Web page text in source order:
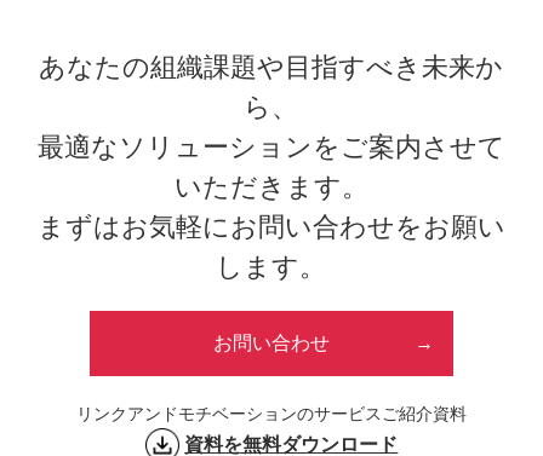
あなたの組織課題や目指すべき未来か
ら、
最適なソリューションをご案内させて
いただきます。
まずはお気軽にお問い合わせをお願い
します。
お問い合わせ
リンクアンドモチベーションのサービスご紹介資料
資料を無料ダウンロード